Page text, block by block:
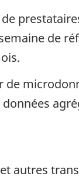
de
de
autres